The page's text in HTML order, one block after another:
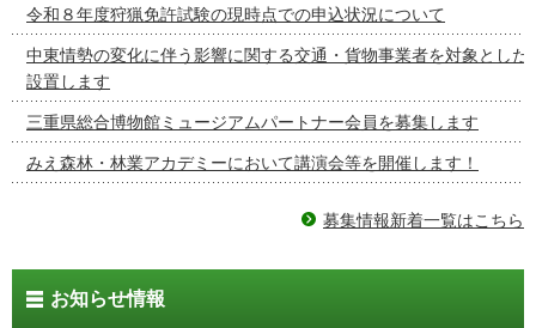
令和８年度狩猟免許試験の現時点での申込状況について
中東情勢の変化に伴う影響に関する交通・貨物事業者を対象とした
設置します
三重県総合博物館ミュージアムパートナー会員を募集します
みえ森林・林業アカデミーにおいて講演会等を開催します！
募集情報新着一覧はこちら
お知らせ情報